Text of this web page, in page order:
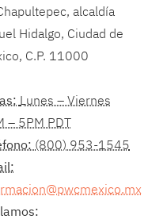
alcaldía
Hidalgo, Ciudad de
C.P. 11000
Lunes – Viernes
– 5PM PDT
(800) 953-1545